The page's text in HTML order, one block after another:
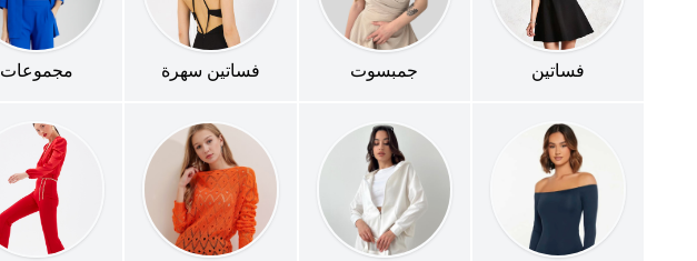
فساتين جمبسوت فساتين سهرة مجموعات